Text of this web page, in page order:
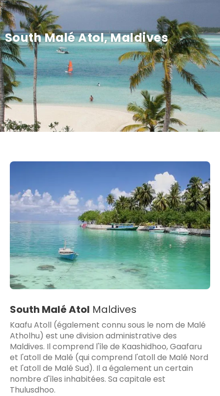
South Malé Atol, Maldives
South Malé Atol Maldives
Kaafu Atoll (également connu sous le nom de Malé
Atholhu) est une division administrative des
Maldives. Il comprend l'île de Kaashidhoo, Gaafaru
et l'atoll de Malé (qui comprend l'atoll de Malé Nord
et l'atoll de Malé Sud). Il a également un certain
nombre d'îles inhabitées. Sa capitale est
Thulusdhoo.